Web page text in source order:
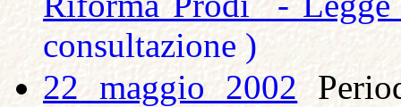
consultazione )
22 maggio 2002